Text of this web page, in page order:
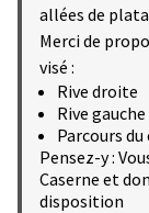
allées de
Merci de
visé :
Rive droite
Rive gauche
Parcours
Pensez-y :
Caserne et
disposition